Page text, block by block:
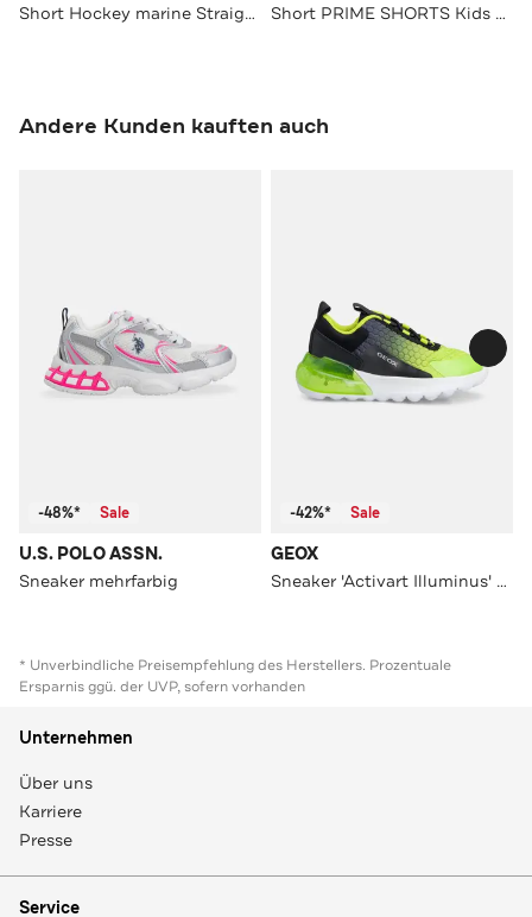
Short Hockey marine Straight Short PRIME SHORTS Kids anthra Straight
Andere Kunden kauften auch
-48%* Sale
U.S. POLO ASSN.
Sneaker mehrfarbig
-42%* Sale
GEOX
Sneaker 'Activart Illuminus' mehrfarbig
* Unverbindliche Preisempfehlung des Herstellers. Prozentuale
Ersparnis ggü. der UVP, sofern vorhanden
Unternehmen
Über uns
Karriere
Presse
Service